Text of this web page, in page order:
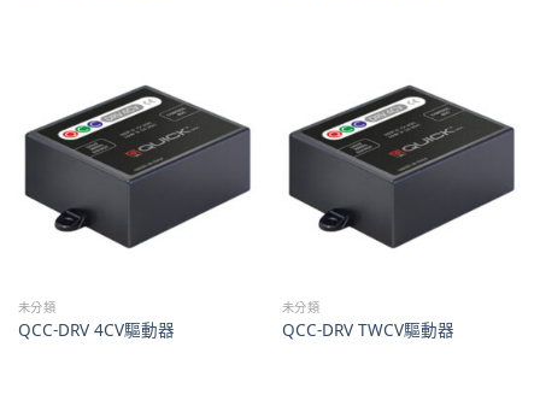
未分類
QCC-DRV 4CV驅動器
未分類
QCC-DRV TWCV驅動器